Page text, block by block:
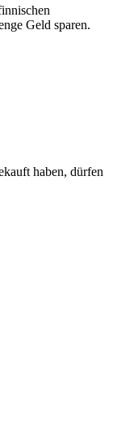
Geld sparen.
haben, dürfen